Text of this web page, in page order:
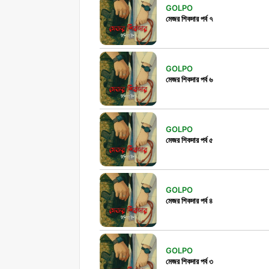
GOLPO
মেজর শিকদার পর্ব ৭
GOLPO
মেজর শিকদার পর্ব ৬
GOLPO
মেজর শিকদার পর্ব ৫
GOLPO
মেজর শিকদার পর্ব ৪
GOLPO
মেজর শিকদার পর্ব ৩